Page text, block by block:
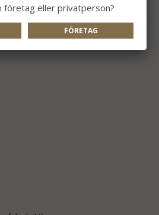
företag eller privatperson?
FÖRETAG